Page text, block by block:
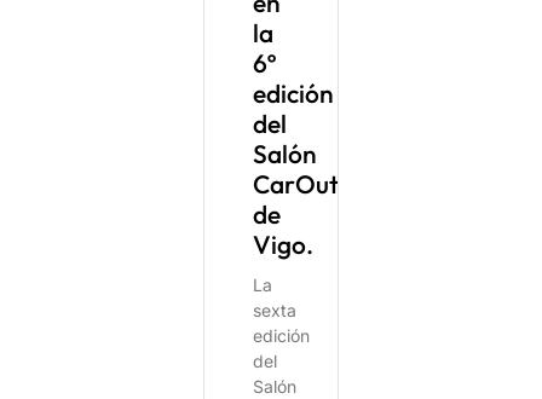
la
6º
edición
del
Salón
CarOutlet
de
Vigo.
La
sexta
edición
del
Salón